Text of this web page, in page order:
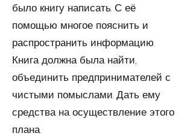
было книгу написать. С её
помощью многое пояснить и
распространить информацию.
Книга должна была найти,
объединить предпринимателей с
чистыми помыслами. Дать ему
средства на осуществление этого
плана.